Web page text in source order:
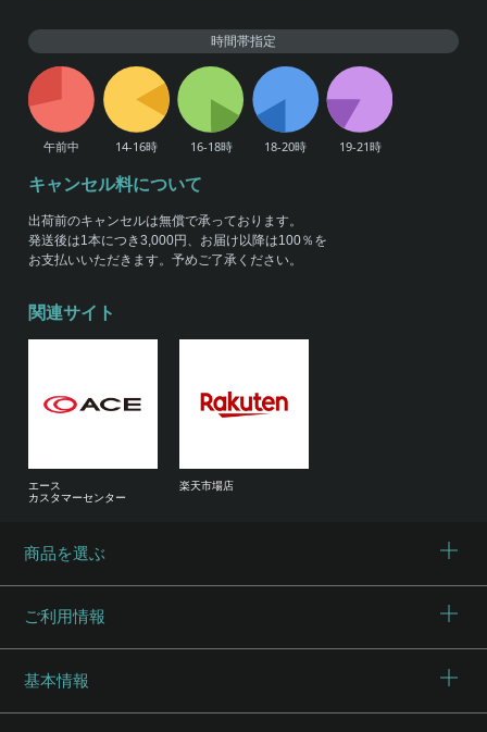
時間帯指定
キャンセル料について
出荷前のキャンセルは無償で承っております。
発送後は1本につき3,000円、お届け以降は100％を
お支払いいただきます。予めご了承ください。
関連サイト
エース
カスタマーセンター
楽天市場店
商品を選ぶ
ご利用情報
基本情報